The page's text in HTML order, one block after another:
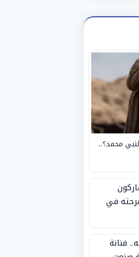
محمد؟..
في
فنانة